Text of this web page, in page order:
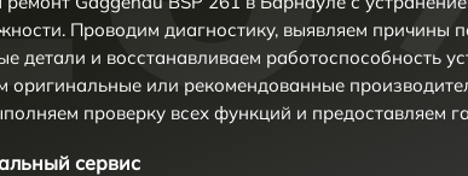
Проводим диагностику, выявляем причины
детали и восстанавливаем работоспособность
оригинальные или рекомендованные
проверку всех функций и предоставляем
сервис